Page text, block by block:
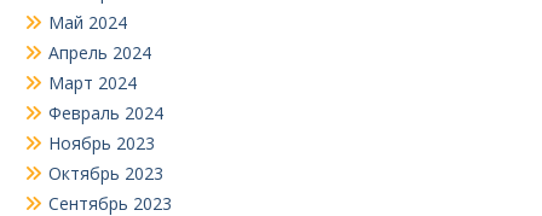
Май 2024
Апрель 2024
Март 2024
Февраль 2024
Ноябрь 2023
Октябрь 2023
Сентябрь 2023